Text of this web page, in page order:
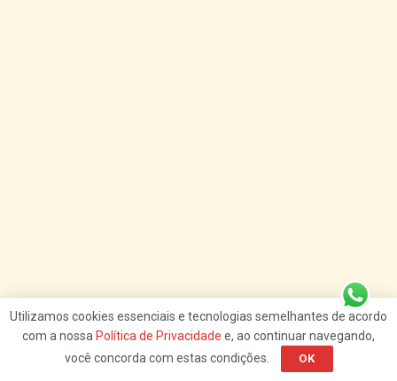
Em geral, são líderes e referências dentro de suas
instituições. Nos hospitais, são muito requisitados para
Utilizamos cookies essenciais e tecnologias semelhantes de acordo
com a nossa Política de Privacidade e, ao continuar navegando,
você concorda com estas condições.
OK